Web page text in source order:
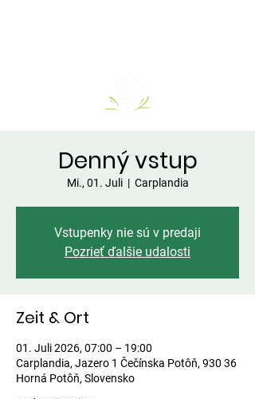
Denný vstup
Mi., 01. Juli
  |
Carplandia
Vstupenky nie sú v predaji
Pozrieť ďalšie udalosti
Zeit & Ort
01. Juli 2026, 07:00 – 19:00
Carplandia, Jazero 1 Čečínska Potôň, 930 36
Horná Potôň, Slovensko